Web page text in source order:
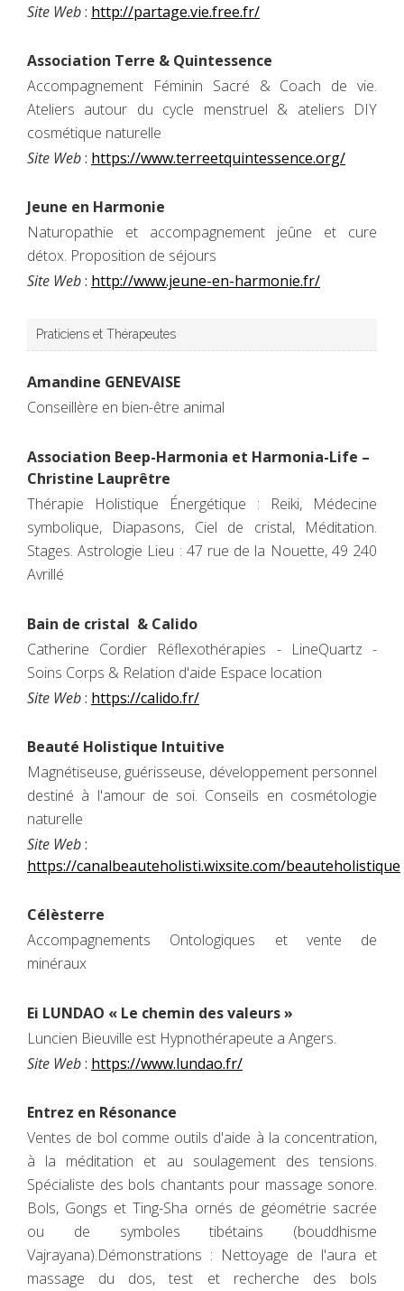
Site Web: http://partage.vie.free.fr/
Association Terre & Quintessence
Accompagnement Féminin Sacré & Coach de vie.
Ateliers autour du cycle menstruel & ateliers DIY
cosmétique naturelle
Site Web: https://www.terreetquintessence.org/
Jeune en Harmonie
Naturopathie et accompagnement jeûne et cure
détox. Proposition de séjours
Site Web: http://www.jeune-en-harmonie.fr/
Praticiens et Thérapeutes
Amandine GENEVAISE
Conseillère en bien-être animal
Association Beep-Harmonia et Harmonia-Life –
Christine Lauprêtre
Thérapie Holistique Énergétique : Reiki, Médecine
symbolique, Diapasons, Ciel de cristal, Méditation.
Stages. Astrologie Lieu : 47 rue de la Nouette, 49 240
Avrillé
Bain de cristal & Calido
Catherine Cordier Réflexothérapies - LineQuartz -
Soins Corps & Relation d'aide Espace location
Site Web: https://calido.fr/
Beauté Holistique Intuitive
Magnétiseuse, guérisseuse, développement personnel
destiné à l'amour de soi. Conseils en cosmétologie
naturelle
Site Web:
https://canalbeauteholisti.wixsite.com/beauteholistique
Célèsterre
Accompagnements Ontologiques et vente de
minéraux
Ei LUNDAO « Le chemin des valeurs »
Luncien Bieuville est Hypnothérapeute a Angers.
Site Web: https://www.lundao.fr/
Entrez en Résonance
Ventes de bol comme outils d'aide à la concentration,
à la méditation et au soulagement des tensions.
Spécialiste des bols chantants pour massage sonore.
Bols, Gongs et Ting-Sha ornés de géométrie sacrée
ou de symboles tibétains (bouddhisme
Vajrayana).Démonstrations : Nettoyage de l'aura et
massage du dos, test et recherche des bols